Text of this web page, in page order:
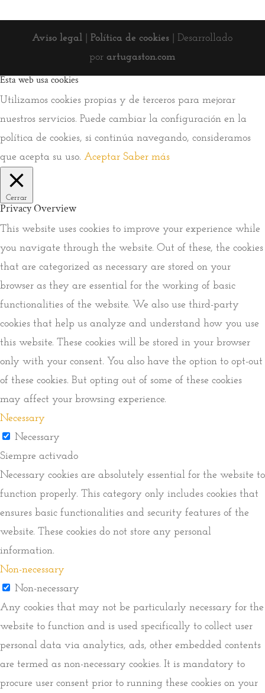
Aviso legal |Política de cookies | Desarrollado
por artugaston.com
Esta web usa cookies
Utilizamos cookies propias y de terceros para mejorar
nuestros servicios. Puede cambiar la configuración en la
política de cookies, si continúa navegando, consideramos
que acepta su uso. Aceptar Saber más
Cerrar
Privacy Overview
This website uses cookies to improve your experience while
you navigate through the website. Out of these, the cookies
that are categorized as necessary are stored on your
browser as they are essential for the working of basic
functionalities of the website. We also use third-party
cookies that help us analyze and understand how you use
this website. These cookies will be stored in your browser
only with your consent. You also have the option to opt-out
of these cookies. But opting out of some of these cookies
may affect your browsing experience.
Necessary
Necessary
Siempre activado
Necessary cookies are absolutely essential for the website to
function properly. This category only includes cookies that
ensures basic functionalities and security features of the
website. These cookies do not store any personal
information.
Non-necessary
Non-necessary
Any cookies that may not be particularly necessary for the
website to function and is used specifically to collect user
personal data via analytics, ads, other embedded contents
are termed as non-necessary cookies. It is mandatory to
procure user consent prior to running these cookies on your